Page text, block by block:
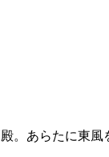
あらたに東